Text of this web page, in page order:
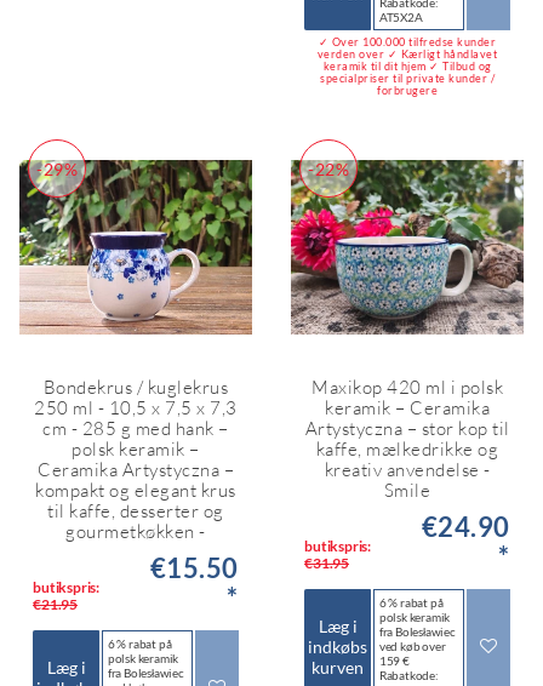
AT5X2A
✓ Over 100.000 tilfredse kunder
verden over ✓ Kærligt håndlavet
keramik til dit hjem ✓ Tilbud og
specialpriser til private kunder /
forbrugere
-29%
Bondekrus / kuglekrus
250 ml - 10,5 x 7,5 x 7,3
cm - 285 g med hank –
polsk keramik –
Ceramika Artystyczna –
kompakt og elegant krus
til kaffe, desserter og
gourmetkøkken -
butikspris:
€21.95
€15.50
*
Læg i
6 % rabat på
polsk keramik
fra Bolesławiec
-22%
Maxikop 420 ml i polsk
keramik – Ceramika
Artystyczna – stor kop til
kaffe, mælkedrikke og
kreativ anvendelse -
Smile
butikspris:
€31.95
€24.90
*
Læg i
indkøbs
kurven
6 % rabat på
polsk keramik
fra Bolesławiec
ved køb over
159 €
Rabatkode: